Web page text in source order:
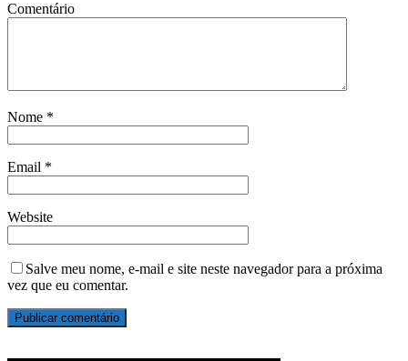
Comentário
Nome *
Email *
Website
Salve meu nome, e-mail e site neste navegador para a próxima
vez que eu comentar.